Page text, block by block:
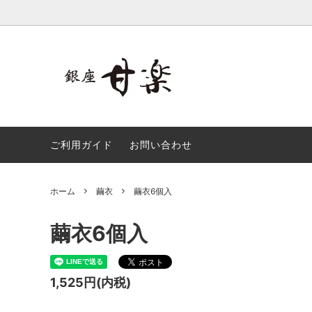
銀六餅、小夏一番詰合せ 銀座ゴ
ご利用ガイド お問い合わせ
ホーム 繭衣 繭衣6個入
繭衣6個入
1,525円(内税)